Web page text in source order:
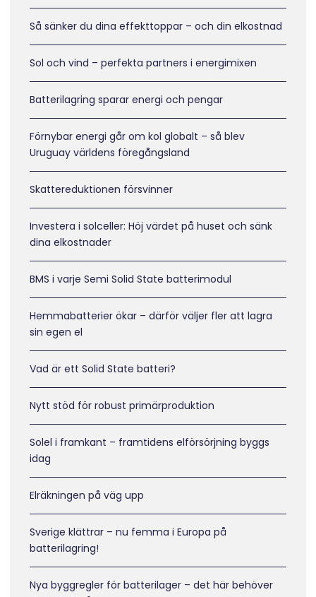
Så sänker du dina effekttoppar – och din elkostnad
Sol och vind – perfekta partners i energimixen
Batterilagring sparar energi och pengar
Förnybar energi går om kol globalt – så blev
Uruguay världens föregångsland
Skattereduktionen försvinner
Investera i solceller: Höj värdet på huset och sänk
dina elkostnader
BMS i varje Semi Solid State batterimodul
Hemmabatterier ökar – därför väljer fler att lagra
sin egen el
Vad är ett Solid State batteri?
Nytt stöd för robust primärproduktion
Solel i framkant – framtidens elförsörjning byggs
idag
Elräkningen på väg upp
Sverige klättrar – nu femma i Europa på
batterilagring!
Nya byggregler för batterilager – det här behöver